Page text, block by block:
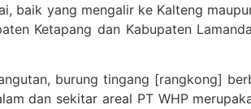
baik yang mengalir ke Kalteng
Ketapang dan Kabupaten
burung tingang [rangkong]
dan sekitar areal PT WHP